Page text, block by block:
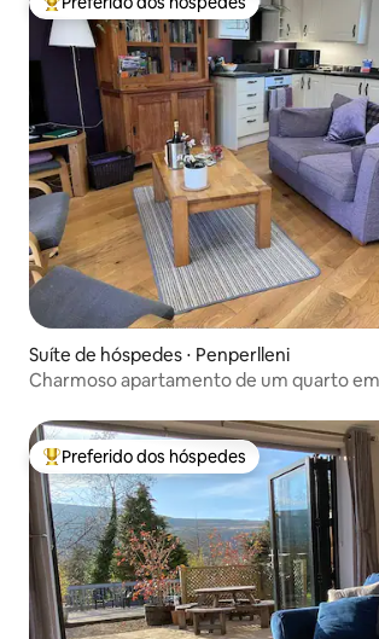
Entre os melhores preferidos dos hóspedes
Suíte de hóspedes ⋅ Penperlleni
Charmoso apartamento de um quarto
Entre os melhores preferidos dos hóspedes
Preferido dos hóspedes